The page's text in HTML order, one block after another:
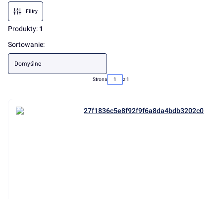
Filtry
Produkty: 1
Lista produktów
Sortowanie:
Domyślne
Strona z 1